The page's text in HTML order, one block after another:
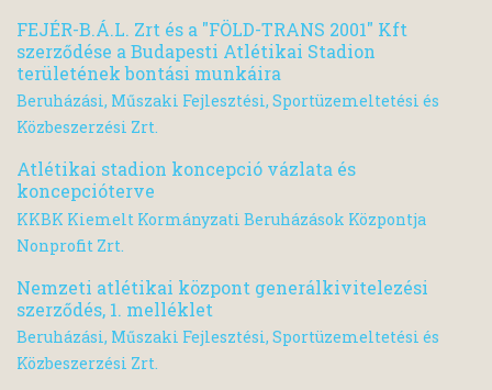
FEJÉR-B.Á.L. Zrt és a "FÖLD-TRANS 2001" Kft
szerződése a Budapesti Atlétikai Stadion
területének bontási munkáira
Beruházási, Műszaki Fejlesztési, Sportüzemeltetési és
Közbeszerzési Zrt.
Atlétikai stadion koncepció vázlata és
koncepcióterve
KKBK Kiemelt Kormányzati Beruházások Központja
Nonprofit Zrt.
Nemzeti atlétikai központ generálkivitelezési
szerződés, 1. melléklet
Beruházási, Műszaki Fejlesztési, Sportüzemeltetési és
Közbeszerzési Zrt.